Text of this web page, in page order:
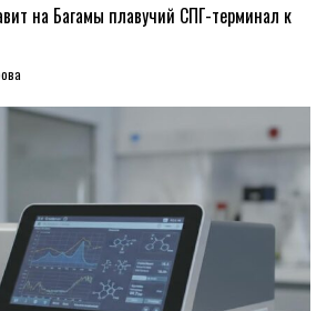
на Багамы плавучий СПГ-терминал к